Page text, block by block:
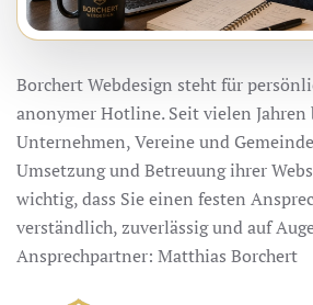
Borchert Webdesign steht für
anonymer Hotline. Seit vielen Jahren
Unternehmen, Vereine und
Umsetzung und Betreuung ihrer
wichtig, dass Sie einen festen
verständlich, zuverlässig und auf
Ansprechpartner: Matthias Borchert